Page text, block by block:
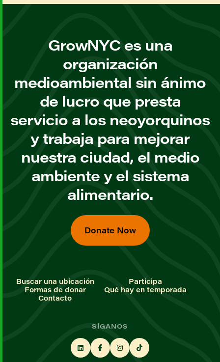
GrowNYC es una
organización
medioambiental sin ánimo
de lucro que presta
servicio a los neoyorquinos
y trabaja para mejorar
nuestra ciudad, el medio
ambiente y el sistema
alimentario.
Donate Now
Buscar una ubicación
Participa
Formas de donar
Qué hay en temporada
Contacto
SÍGANOS